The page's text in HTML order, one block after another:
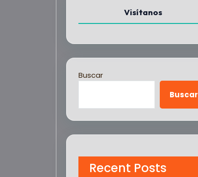
Visítanos
Buscar
Buscar
Recent Posts